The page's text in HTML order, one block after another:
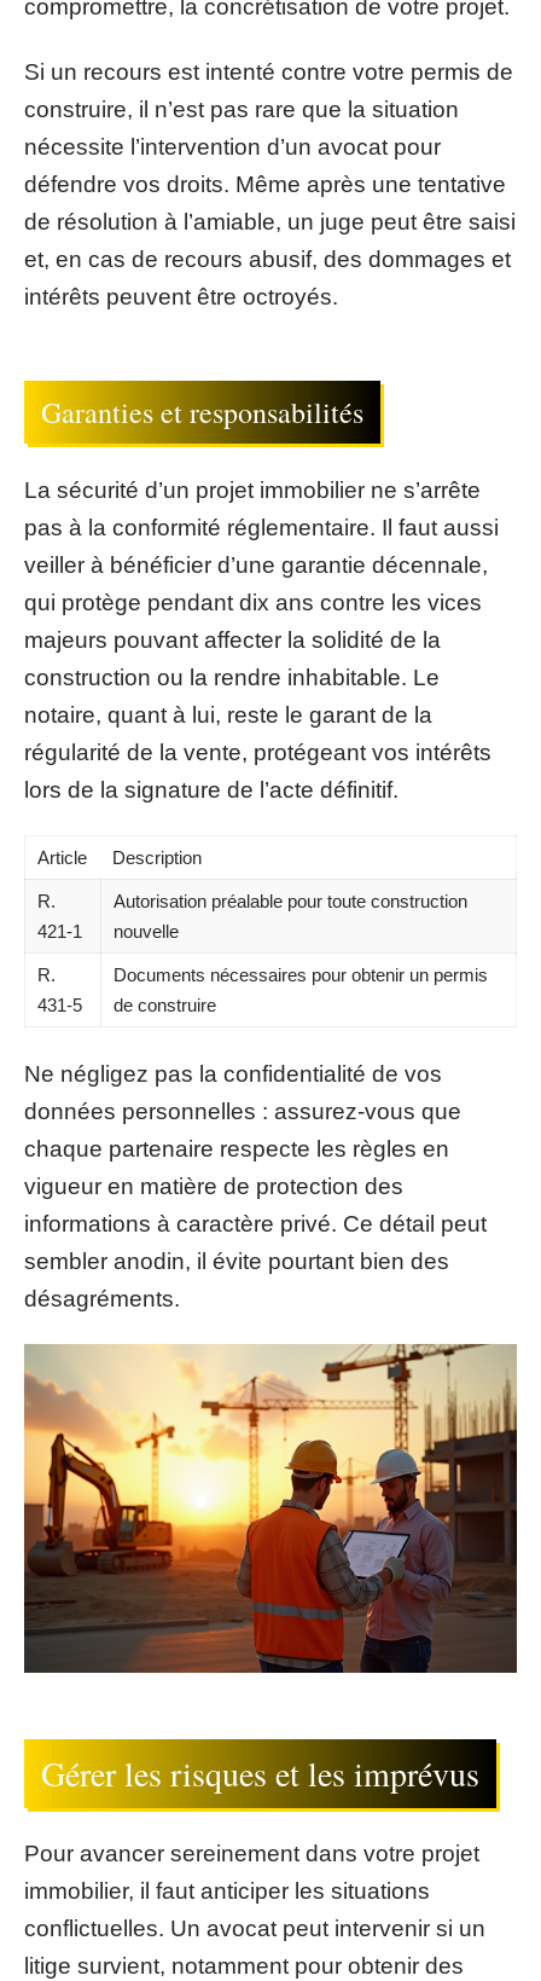
compromettre, la concrétisation de votre projet.
Si un recours est intenté contre votre permis de
construire, il n’est pas rare que la situation
nécessite l’intervention d’un avocat pour
défendre vos droits. Même après une tentative
de résolution à l’amiable, un juge peut être saisi
et, en cas de recours abusif, des dommages et
intérêts peuvent être octroyés.
Garanties et responsabilités
La sécurité d’un projet immobilier ne s’arrête
pas à la conformité réglementaire. Il faut aussi
veiller à bénéficier d’une garantie décennale,
qui protège pendant dix ans contre les vices
majeurs pouvant affecter la solidité de la
construction ou la rendre inhabitable. Le
notaire, quant à lui, reste le garant de la
régularité de la vente, protégeant vos intérêts
lors de la signature de l’acte définitif.
Article Description
R.
421-1
Autorisation préalable pour toute construction
nouvelle
R.
431-5
Documents nécessaires pour obtenir un permis
de construire
Ne négligez pas la confidentialité de vos
données personnelles : assurez-vous que
chaque partenaire respecte les règles en
vigueur en matière de protection des
informations à caractère privé. Ce détail peut
sembler anodin, il évite pourtant bien des
désagréments.
Gérer les risques et les imprévus
Pour avancer sereinement dans votre projet
immobilier, il faut anticiper les situations
conflictuelles. Un avocat peut intervenir si un
litige survient, notamment pour obtenir des